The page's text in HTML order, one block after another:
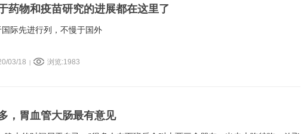
药物和疫苗研究的进展都在这里了
际先进行列，不慢于国外
03/18 浏览:1983
，胃血管大肠最有意见